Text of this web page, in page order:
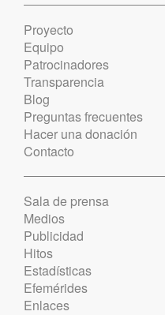
Proyecto
Equipo
Patrocinadores
Transparencia
Blog
Preguntas frecuentes
Hacer una donación
Contacto
Sala de prensa
Medios
Publicidad
Hitos
Estadísticas
Efemérides
Enlaces